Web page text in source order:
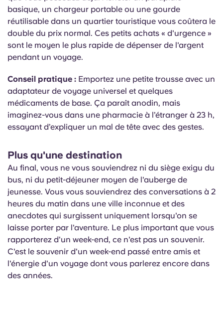
basique, un chargeur portable ou une gourde
réutilisable dans un quartier touristique vous coûtera le
double du prix normal. Ces petits achats « d'urgence »
sont le moyen le plus rapide de dépenser de l'argent
pendant un voyage.
Conseil pratique : Emportez une petite trousse avec un
adaptateur de voyage universel et quelques
médicaments de base. Ça paraît anodin, mais
imaginez-vous dans une pharmacie à l’étranger à 23 h,
essayant d’expliquer un mal de tête avec des gestes.
Plus qu'une destination
Au final, vous ne vous souviendrez ni du siège exigu du
bus, ni du petit-déjeuner moyen de l'auberge de
jeunesse. Vous vous souviendrez des conversations à 2
heures du matin dans une ville inconnue et des
anecdotes qui surgissent uniquement lorsqu'on se
laisse porter par l'aventure. Le plus important que vous
rapporterez d'un week-end, ce n'est pas un souvenir.
C'est le souvenir d'un week-end passé entre amis et
l'énergie d'un voyage dont vous parlerez encore dans
des années.